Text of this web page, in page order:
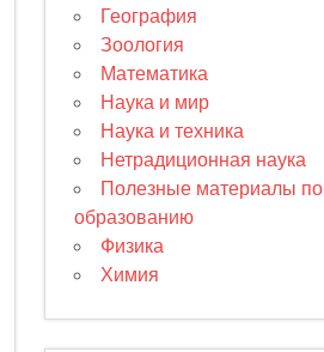
География
Зоология
Математика
Наука и мир
Наука и техника
Нетрадиционная наука
Полезные материалы по
образованию
Физика
Химия